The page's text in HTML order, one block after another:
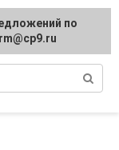
по